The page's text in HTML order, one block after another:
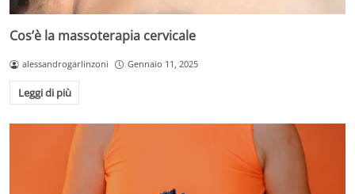
Cos’è la massoterapia cervicale
alessandrogarlinzoni Gennaio 11, 2025
Leggi di più